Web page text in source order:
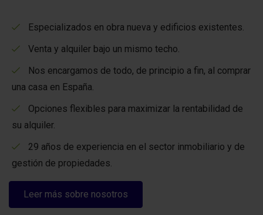
Especializados en obra nueva y edificios existentes.
Venta y alquiler bajo un mismo techo.
Nos encargamos de todo, de principio a fin, al comprar
una casa en España.
Opciones flexibles para maximizar la rentabilidad de
su alquiler.
29 años de experiencia en el sector inmobiliario y de
gestión de propiedades.
Leer más sobre nosotros